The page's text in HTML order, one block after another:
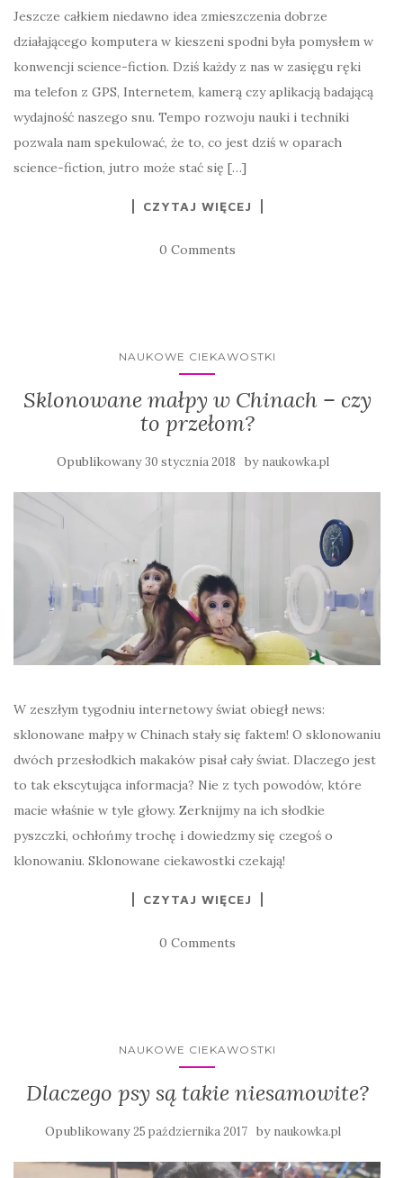
Jeszcze całkiem niedawno idea zmieszczenia dobrze
działającego komputera w kieszeni spodni była pomysłem w
konwencji science-fiction. Dziś każdy z nas w zasięgu ręki
ma telefon z GPS, Internetem, kamerą czy aplikacją badającą
wydajność naszego snu. Tempo rozwoju nauki i techniki
pozwala nam spekulować, że to, co jest dziś w oparach
science-fiction, jutro może stać się […]
CZYTAJ WIĘCEJ
0 Comments
NAUKOWE CIEKAWOSTKI
Sklonowane małpy w Chinach – czy
to przełom?
Opublikowany 30 stycznia 2018 by naukowka.pl
W zeszłym tygodniu internetowy świat obiegł news:
sklonowane małpy w Chinach stały się faktem! O sklonowaniu
dwóch przesłodkich makaków pisał cały świat. Dlaczego jest
to tak ekscytująca informacja? Nie z tych powodów, które
macie właśnie w tyle głowy. Zerknijmy na ich słodkie
pyszczki, ochłońmy trochę i dowiedzmy się czegoś o
klonowaniu. Sklonowane ciekawostki czekają!
CZYTAJ WIĘCEJ
0 Comments
NAUKOWE CIEKAWOSTKI
Dlaczego psy są takie niesamowite?
Opublikowany25 października 2017 by naukowka.pl